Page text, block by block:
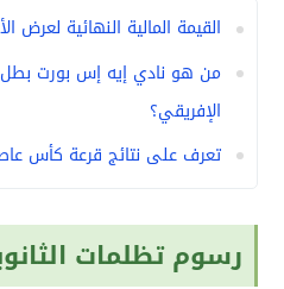
القيمة المالية النهائية
من هو نادي إيه إس بورت بطل
الإفريقي؟
تعرف على نتائج قرعة كأس عاصمة
رسوم تظلمات الثانوية